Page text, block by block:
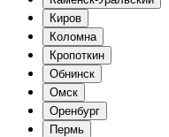
Киров
Коломна
Кропоткин
Обнинск
Омск
Оренбург
Пермь